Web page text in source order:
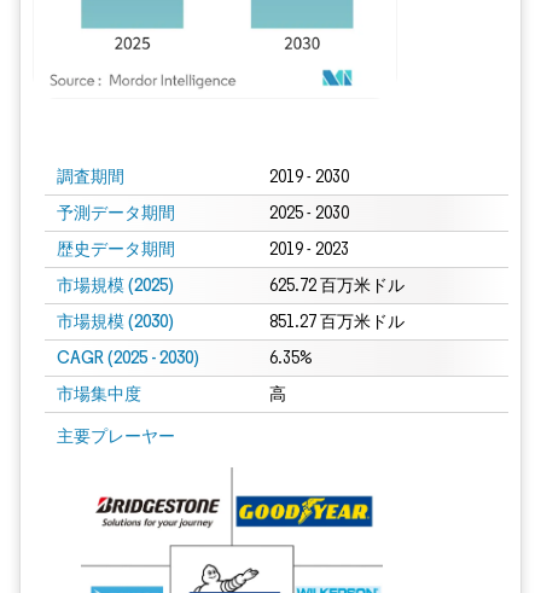
調査期間 2019 - 2030
予測データ期間 2025 - 2030
歴史データ期間 2019 - 2023
市場規模 (2025) 625.72 百万米ドル
市場規模 (2030) 851.27 百万米ドル
CAGR (2025 - 2030) 6.35%
市場集中度 高
主要プレーヤー